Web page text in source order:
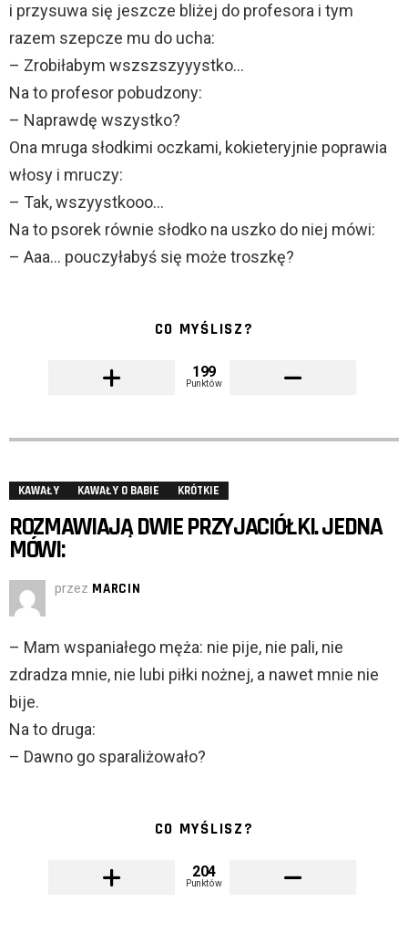
i przysuwa się jeszcze bliżej do profesora i tym
razem szepcze mu do ucha:
– Zrobiłabym wszszszyyystko…
Na to profesor pobudzony:
– Naprawdę wszystko?
Ona mruga słodkimi oczkami, kokieteryjnie poprawia
włosy i mruczy:
– Tak, wszyystkooo…
Na to psorek równie słodko na uszko do niej mówi:
– Aaa… pouczyłabyś się może troszkę?
CO MYŚLISZ?
199
Punktów
KAWAŁY KAWAŁY O BABIE KRÓTKIE
ROZMAWIAJĄ DWIE PRZYJACIÓŁKI. JEDNA
MÓWI:
przez MARCIN
– Mam wspaniałego męża: nie pije, nie pali, nie
zdradza mnie, nie lubi piłki nożnej, a nawet mnie nie
bije.
Na to druga:
– Dawno go sparaliżowało?
CO MYŚLISZ?
204
Punktów